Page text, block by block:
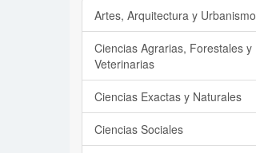
Artes, Arquitectura y Urbanismo
Ciencias Agrarias, Forestales y
Veterinarias
Ciencias Exactas y Naturales
Ciencias Sociales